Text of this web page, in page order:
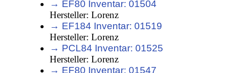
→ EF80 Inventar: 01504
Hersteller: Lorenz
→ EF184 Inventar: 01519
Hersteller: Lorenz
→ PCL84 Inventar: 01525
Hersteller: Lorenz
→ EF80 Inventar: 01547